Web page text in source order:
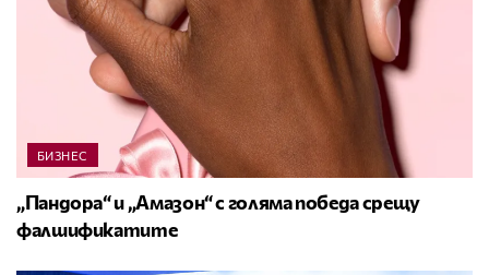
БИЗНЕС
„Пандора“ и „Амазон“ с голяма победа срещу
фалшификатите